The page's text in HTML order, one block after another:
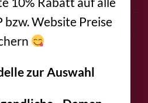
bzw. Website Preise
zur Auswahl